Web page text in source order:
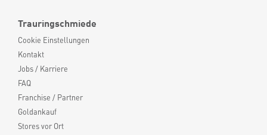
Trauringschmiede
Cookie Einstellungen
Kontakt
Jobs / Karriere
FAQ
Franchise / Partner
Goldankauf
Stores vor Ort